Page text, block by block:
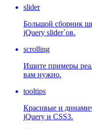
slider
Большой сборник
jQuery slider`ов.
scrolling
Ишите примеры
вам нужно.
tooltips
Красивые и
jQuery и CSS3.